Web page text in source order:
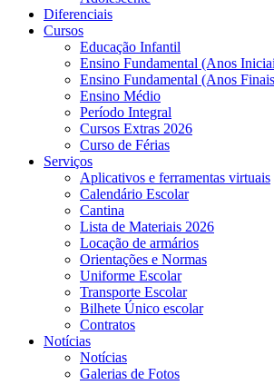
Diferenciais
Cursos
Educação Infantil
Ensino Fundamental (Anos
Ensino Fundamental (Anos
Ensino Médio
Período Integral
Cursos Extras 2026
Curso de Férias
Serviços
Aplicativos e ferramentas virtuais
Calendário Escolar
Cantina
Lista de Materiais 2026
Locação de armários
Orientações e Normas
Uniforme Escolar
Transporte Escolar
Bilhete Único escolar
Contratos
Notícias
Notícias
Galerias de Fotos